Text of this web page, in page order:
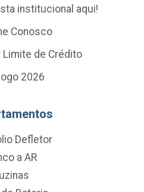
institucional aqui!
Conosco
Limite de Crédito
2026
Defletor
a AR